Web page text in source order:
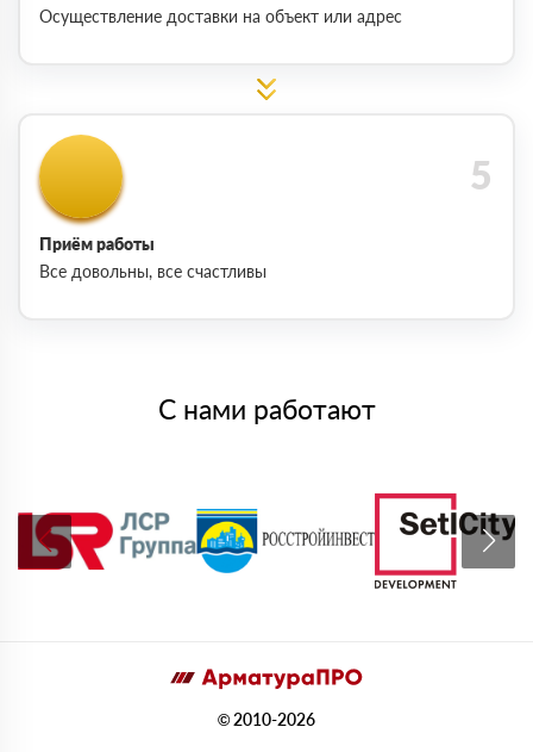
Осуществление доставки на объект или адрес
Приём работы
Все довольны, все счастливы
С нами работают
© 2010-2026